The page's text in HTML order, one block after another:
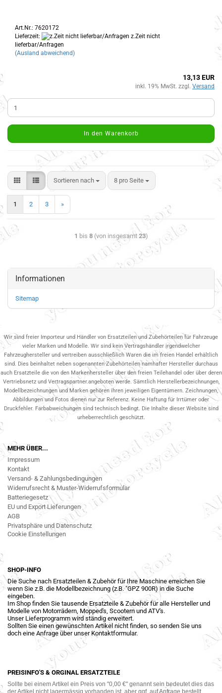
Art.Nr.: 7620172
Lieferzeit:
z.Zeit nicht
lieferbar/Anfragen
(Ausland abweichend)
13,13 EUR
inkl. 19% MwSt. zzgl. Versand
In den Warenkorb
Sortieren nach 8 pro Seite
1 2 3 »
1 bis 8(von insgesamt 23)
Informationen
Sitemap
Wir sind freier Importeur und Händler von Ersatzteilen und Zubehörteilen für Fahrzeuge
vieler Marken und Modelle. Wir sind kein Vertragshändler irgendwelcher
Fahrzeughersteller und vertreiben ausschließlich Waren die im freien Handel erhältlich
sind. Dies beinhaltet neben sogenannten Zubehörteilen namhafter Hersteller durchaus
auch Ersatzteile die von den Markenhersteller über den freien Teilehandel oder über deren
Vertriebsnetz und Vertragspartner.angeboten werde. Sämtlich Herstellerbezeichnungen,
Modellbezeichnungen und Marken gehören ihren jeweiligen Eigentümern. Zeichnungen,
Abbildungen und Fotos dienen nur zur Referenz. Keine Haftung für Irrtümer oder
Druckfehler. Farbabweichungen sind technisch bedingt. Die Inhalte dieser Website sind
urheberrechtlich geschützt.
MEHR ÜBER...
Impressum
Kontakt
Versand- & Zahlungsbedingungen
Widerrufsrecht & Muster-Widerrufsformular
Batteriegesetz
EU und Export Lieferungen
AGB
Privatsphäre und Datenschutz
Cookie Einstellungen
SHOP-INFO
Die Suche nach Ersatzteilen & Zubehör für Ihre Maschine erreichen Sie
wenn Sie z.B. die Modellbezeichnung (z.B. "GPZ 900R) in die Suche
eingeben.
Im Shop finden Sie tausende Ersatzteile & Zubehör für alle Hersteller und
Modelle von Motorrädern, Mopped's, Scootern und ATV's.
Unser Lieferprogramm wird ständig erweitert.
Sollten Sie einen gewünschten Artikel nicht finden, so senden Sie uns
doch eine Anfrage über unser Kontaktformular.
PREISINFO'S & ORGINAL ERSATZTEILE
Sollte bei einem Artikel ein Preis von "0,00 €" genannt sein bedeutet dies das